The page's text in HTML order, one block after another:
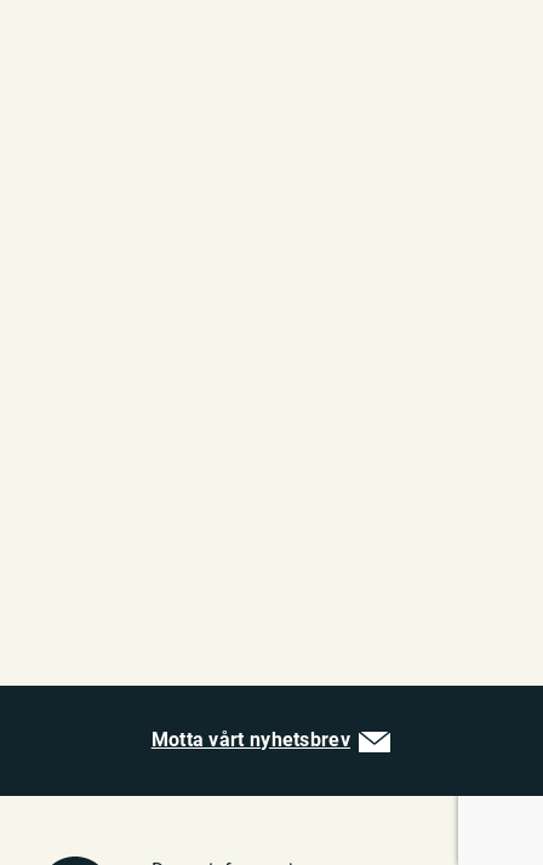
Motta vårt nyhetsbrev